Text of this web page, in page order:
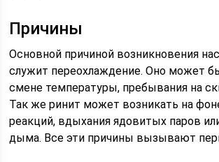
Причины
Основной причиной возникновения
служит переохлаждение. Оно может
смене температуры, пребывания на
Так же ринит может возникать на
реакций, вдыхания ядовитых паров
дыма. Все эти причины вызывают